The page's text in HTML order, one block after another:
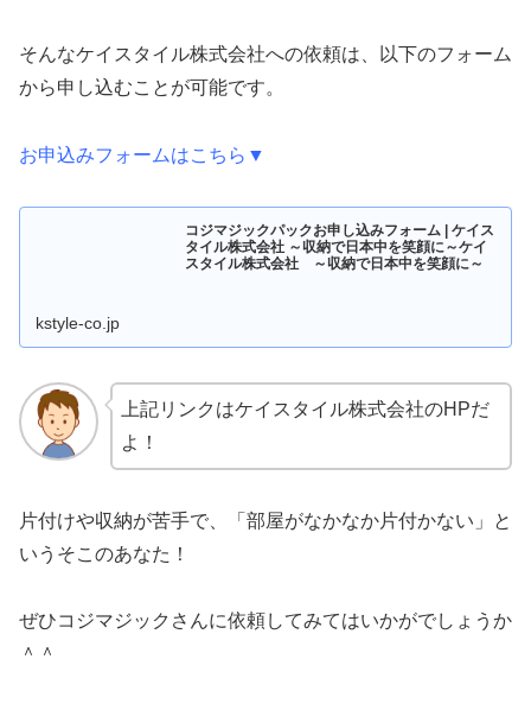
そんなケイスタイル株式会社への依頼は、以下のフォーム
から申し込むことが可能です。
お申込みフォームはこちら▼
コジマジックパックお申し込みフォーム | ケイス
タイル株式会社 ～収納で日本中を笑顔に～ケイ
スタイル株式会社 ～収納で日本中を笑顔に～
kstyle-co.jp
上記リンクはケイスタイル株式会社のHPだ
よ！
片付けや収納が苦手で、「部屋がなかなか片付かない」と
いうそこのあなた！
ぜひコジマジックさんに依頼してみてはいかがでしょうか
＾＾